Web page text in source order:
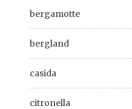
bergamotte
bergland
casida
citronella